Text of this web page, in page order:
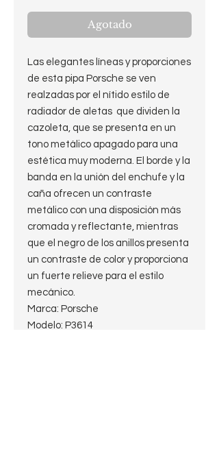
Agotado
Las elegantes líneas y proporciones
de esta pipa Porsche se ven
realzadas por el nítido estilo de
radiador de aletas que dividen la
cazoleta, que se presenta en un
tono metálico apagado para una
estética muy moderna. El borde y la
banda en la unión del enchufe y la
caña ofrecen un contraste
metálico con una disposición más
cromada y reflectante, mientras
que el negro de los anillos presenta
un contraste de color y proporciona
un fuerte relieve para el estilo
mecánico.
Marca: Porsche
Modelo: P3614